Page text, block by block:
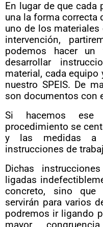
En lugar de que
una la forma correcta
uno de los materiales
intervención,
podemos hacer
desarrollar
material, cada equipo
nuestro SPEIS. De
son documentos con
Si hacemos ese
procedimiento se
y las medidas a
instrucciones de
Dichas
ligadas
concreto, sino que
servirán para varios
podremos ir ligando